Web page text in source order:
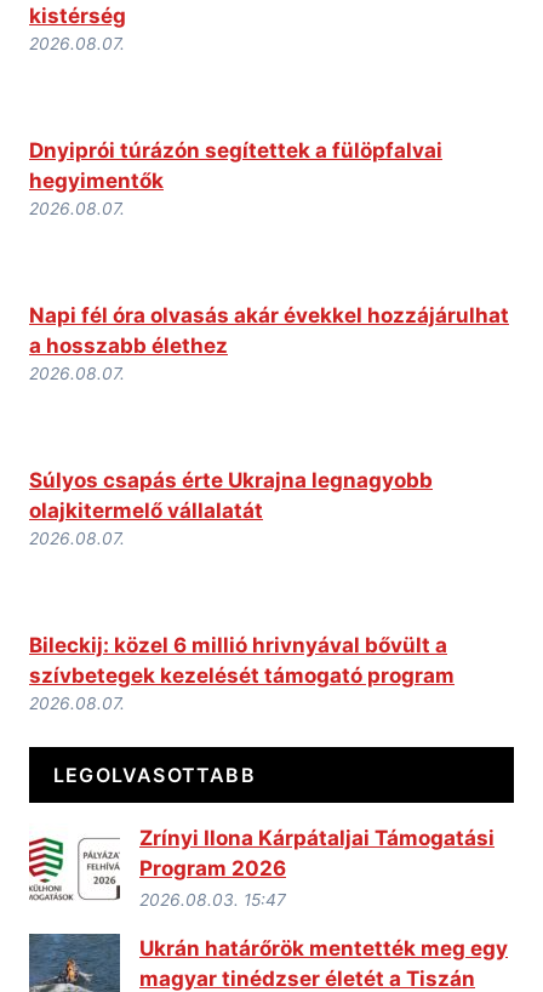
kistérség
2026.08.07.
Dnyiprói túrázón segítettek a fülöpfalvai
hegyimentők
2026.08.07.
Napi fél óra olvasás akár évekkel hozzájárulhat
a hosszabb élethez
2026.08.07.
Súlyos csapás érte Ukrajna legnagyobb
olajkitermelő vállalatát
2026.08.07.
Bileckij: közel 6 millió hrivnyával bővült a
szívbetegek kezelését támogató program
2026.08.07.
LEGOLVASOTTABB
Zrínyi Ilona Kárpátaljai Támogatási
Program 2026
2026.08.03. 15:47
Ukrán határőrök mentették meg egy
magyar tinédzser életét a Tiszán